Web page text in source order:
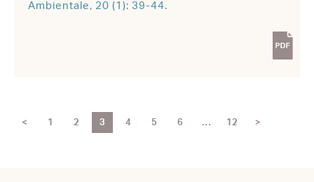
Ambientale, 20 (1): 39-44.
< 1 2 3 4 5 6 … 12 >